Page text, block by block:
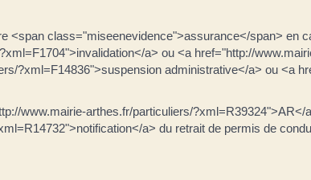
<span class="miseenevidence">assurance</span> en
a> ou <a href="http://
?xml=F14836">suspension administrative</a> ou <a
www.mairie-arthes.fr/particuliers/?xml=R39324">AR</
a> du retrait de permis de